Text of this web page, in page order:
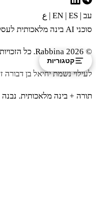
קטגוריות
עב ES
ع
סוכני AI בינה מלאכותית לעסקים →
© 2026 Rabbina. כל הזכויות שמורות.
לעילוי נשמת יחיאל בן דבורה
תורה + בינה מלאכותית. נבנה